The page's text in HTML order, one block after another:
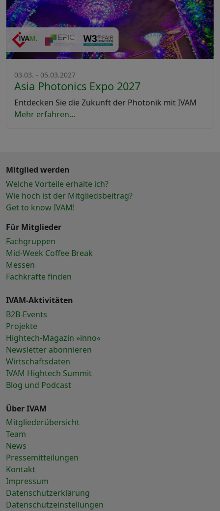
03.03. - 05.03.2027
Asia Photonics Expo 2027
Entdecken Sie die Zukunft der Photonik mit IVAM
Mehr erfahren...
Mitglied werden
Welche Vorteile erhalte ich?
Wie hoch ist der Mitgliedsbeitrag?
Get to know IVAM!
Für Mitglieder
Fachgruppen
Mid-Week Coffee Break
Messen
Fachkräfte finden
IVAM-Aktivitäten
B2B-Events
Projekte
Hightech-Magazin »inno«
Newsletter abonnieren
Wirtschaftsdaten
IVAM Hightech Summit
Blog und Podcast
Über IVAM
Mitgliederübersicht
Team
News
Pressemitteilungen
Kontakt
Impressum
Datenschutzerklärung
Datenschutzeinstellungen